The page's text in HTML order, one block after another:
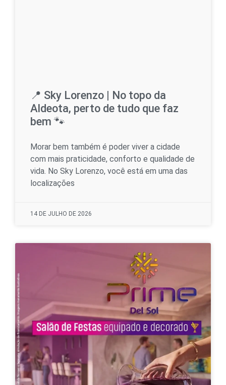
📍 Sky Lorenzo | No topo da
Aldeota, perto de tudo que faz
bem 🐾
Morar bem também é poder viver a cidade
com mais praticidade, conforto e qualidade de
vida. No Sky Lorenzo, você está em uma das
localizações
14 DE JULHO DE 2026